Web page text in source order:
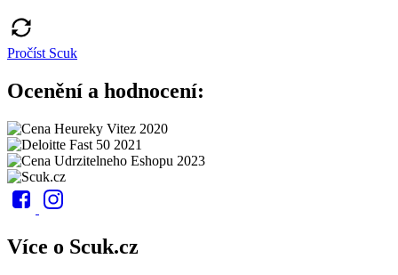
Pročíst Scuk
Ocenění a hodnocení:
Více o Scuk.cz